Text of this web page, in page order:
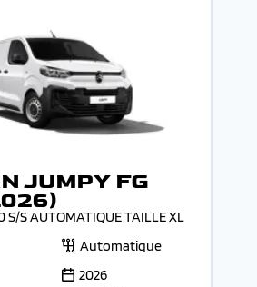
JUMPY FG
S/S AUTOMATIQUE TAILLE XL
Automatique
2026